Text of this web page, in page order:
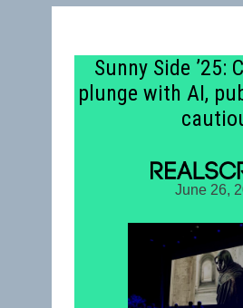
Sunny Side ’25:
plunge with AI,
June 26,